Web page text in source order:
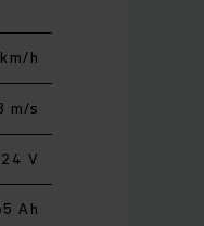
h
m/s
24 V
Ah